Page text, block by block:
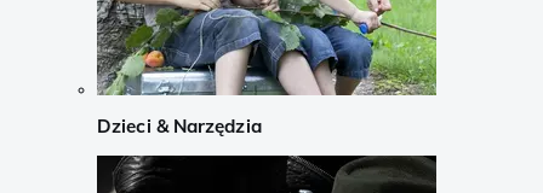
Dzieci & Narzędzia